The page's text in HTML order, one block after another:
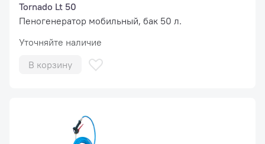
Tornado Lt 50
Пеногенератор мобильный, бак 50 л.
Уточняйте наличие
В корзину